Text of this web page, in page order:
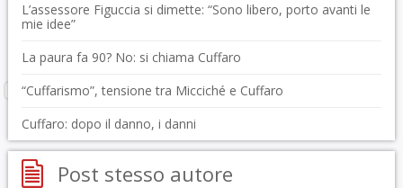
L’assessore Figuccia si dimette: “Sono libero, porto avanti le
mie idee”
La paura fa 90? No: si chiama Cuffaro
“Cuffarismo”, tensione tra Micciché e Cuffaro
Cuffaro: dopo il danno, i danni
Post stesso autore